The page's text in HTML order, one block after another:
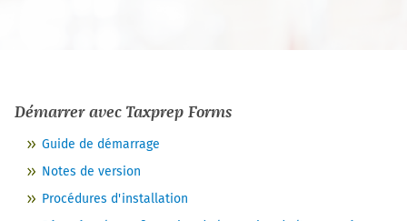
Démarrer avec Taxprep Forms
Guide de démarrage
Notes de version
Procédures d'installation